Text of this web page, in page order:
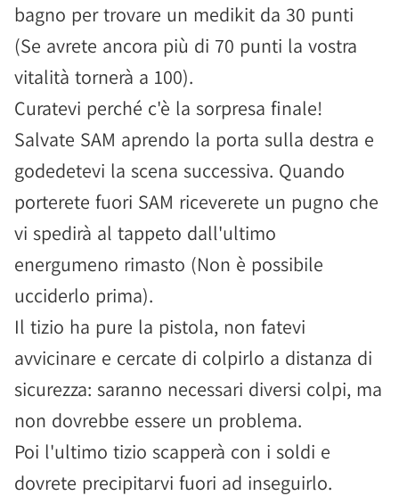
bagno per trovare un medikit da 30 punti
(Se avrete ancora più di 70 punti la vostra
vitalità tornerà a 100).
Curatevi perché c'è la sorpresa finale!
Salvate SAM aprendo la porta sulla destra e
godedetevi la scena successiva. Quando
porterete fuori SAM riceverete un pugno che
vi spedirà al tappeto dall'ultimo
energumeno rimasto (Non è possibile
ucciderlo prima).
Il tizio ha pure la pistola, non fatevi
avvicinare e cercate di colpirlo a distanza di
sicurezza: saranno necessari diversi colpi, ma
non dovrebbe essere un problema.
Poi l'ultimo tizio scapperà con i soldi e
dovrete precipitarvi fuori ad inseguirlo.